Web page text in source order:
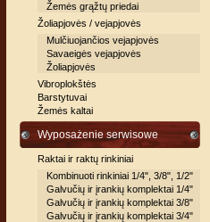
Žemės grąžtų priedai
Žoliapjovės / vejapjovės
Mulčiuojančios vejapjovės
Savaeigės vejapjovės
Žoliapjovės
Vibroplokštės
Barstytuvai
Žemės kaltai
Wyposażenie serwisowe
Raktai ir raktų rinkiniai
Kombinuoti rinkiniai 1/4", 3/8", 1/2"
Galvučių ir įrankių komplektai 1/4"
Galvučių ir įrankių komplektai 3/8"
Galvučių ir įrankių komplektai 3/4"